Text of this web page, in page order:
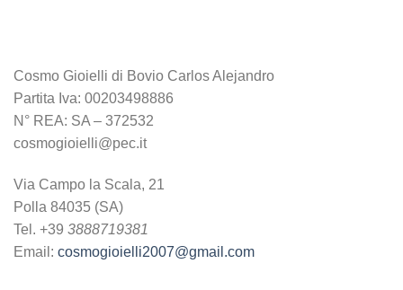
Cosmo Gioielli di Bovio Carlos Alejandro
Partita Iva: 00203498886
N° REA: SA – 372532
cosmogioielli@pec.it
Via Campo la Scala, 21
Polla 84035 (SA)
Tel. +39 3888719381
Email: cosmogioielli2007@gmail.com